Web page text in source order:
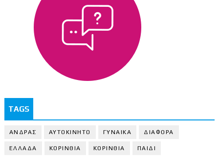
TAGS
ΑΝΔΡΑΣ ΑΥΤΟΚΙΝΗΤΟ ΓΥΝΑΙΚΑ ΔΙΑΦΟΡΑ
ΕΛΛΑΔΑ ΚΟΡΙΝΘΙΑ ΚΟΡΙΝΘΙA ΠΑΙΔΙ